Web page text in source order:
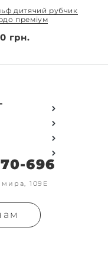
дитячий рубчик
преміум
грн.
696
109Е